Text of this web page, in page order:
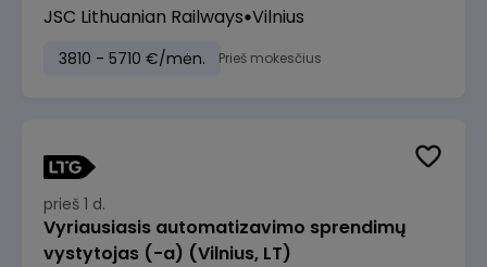
JSC Lithuanian Railways Vilnius
3810 - 5710 €/mėn. Prieš mokesčius
prieš 1 d.
Vyriausiasis automatizavimo sprendimų
vystytojas (-a) (Vilnius, LT)